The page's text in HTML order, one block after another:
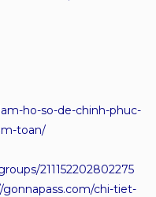
ho-so-de-chinh-phuc-
toan/
211152202802275
chi-tiet-